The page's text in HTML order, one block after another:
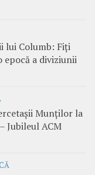
lui Columb: Fiți
a diviziunii
Munților la
Jubileul ACM